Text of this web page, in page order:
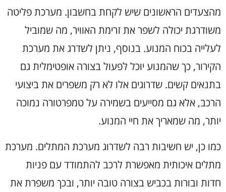
מהצעדים הראשונים שיש לקחת בחשבון. מערכת פליטה
משודרגת יכולה לשפר את זרימת האוויר, מה שמוביל
לעלייה בכוח המנוע. בנוסף, ניתן לשדרג את מערכת
הקירור, כך שהמנוע יוכל לפעול בצורה אופטימלית גם
בתנאים קשים. שדרוגים אלו לא רק משפרים את ביצועי
הרכב, אלא גם מסייעים בשמירה על טמפרטורה נמוכה
יותר, מה שמאריך את חיי המנוע.
כמו כן, יש חשיבות רבה לשדרוג מערכת המתלים. מערכת
מתלים איכותית מאפשרת לרכב להתמודד עם פניות
חדות ובורות בכביש בצורה טובה יותר, ובכך משפרת את